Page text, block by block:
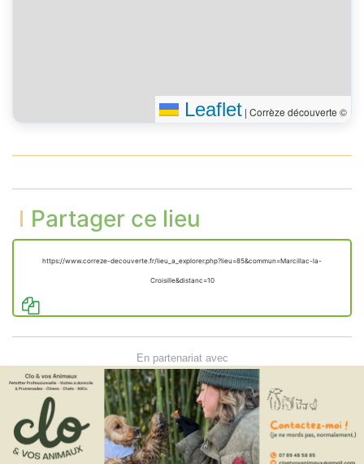
Leaflet | Corrèze découverte ©
Partager ce lieu
https://www.correze-decouverte.fr/lieu_a_explorer.php?lieu=85&commun=Marcillac-la-
Croisille&distanc=10
En partenariat avec